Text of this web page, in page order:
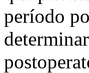
período